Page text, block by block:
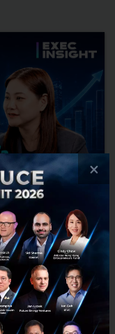
Insight.99
บาทครั้งสำคัญ หลังได้
สต์เพื่อลงทุนในสตาร์ท
×